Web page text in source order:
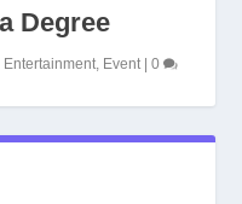
Degree
Entertainment, Event|0